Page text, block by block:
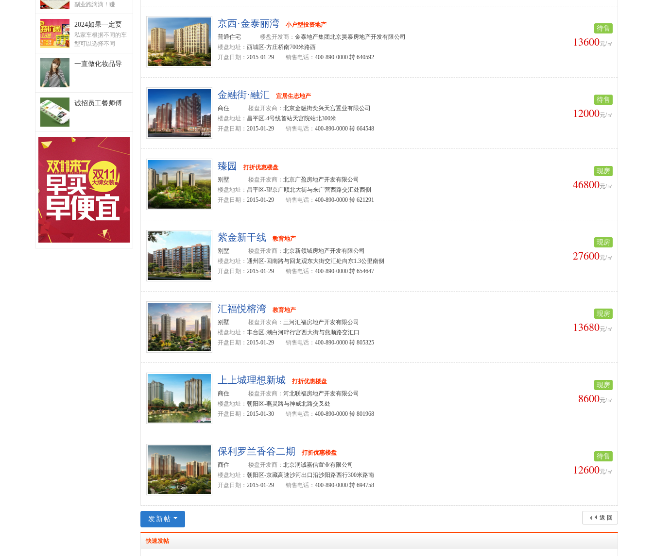
维
权
网
大
业
理
大
物
业
,
大
理
副业跑滴滴！赚
2024如果一定要
私家车根据不同的车
型可以选择不同
一直做化妆品导
诚招员工餐师傅
京西·金泰丽湾
小户型投资地产
普通住宅 楼盘开发商： 金泰地产集团北京昊泰房地产开发有限公司
楼盘地址： 西城区-方庄桥南700米路西
开盘日期： 2015-01-29 销售电话： 400-890-0000 转 640592
待售
13600元/㎡
金融街·融汇
宜居生态地产
商住 楼盘开发商： 北京金融街奕兴天宫置业有限公司
楼盘地址： 昌平区-4号线首站天宫院站北300米
开盘日期： 2015-01-29 销售电话： 400-890-0000 转 664548
待售
12000元/㎡
臻园
打折优惠楼盘
别墅 楼盘开发商： 北京广盈房地产开发有限公司
楼盘地址： 昌平区-望京广顺北大街与来广营西路交汇处西侧
开盘日期： 2015-01-29 销售电话： 400-890-0000 转 621291
现房
46800元/㎡
紫金新干线
教育地产
别墅 楼盘开发商： 北京新领域房地产开发有限公司
楼盘地址： 通州区-回南路与回龙观东大街交汇处向东1.3公里南侧
开盘日期： 2015-01-29 销售电话： 400-890-0000 转 654647
现房
27600元/㎡
汇福悦榕湾
教育地产
别墅 楼盘开发商： 三河汇福房地产开发有限公司
楼盘地址： 丰台区-潮白河畔行宫西大街与燕顺路交汇口
开盘日期： 2015-01-29 销售电话： 400-890-0000 转 805325
现房
13680元/㎡
上上城理想新城
打折优惠楼盘
商住 楼盘开发商： 河北联福房地产开发有限公司
楼盘地址： 朝阳区-燕灵路与神威北路交叉处
开盘日期： 2015-01-30 销售电话： 400-890-0000 转 801968
现房
8600元/㎡
保利罗兰香谷二期
打折优惠楼盘
商住 楼盘开发商： 北京润诚嘉信置业有限公司
楼盘地址： 朝阳区-京藏高速沙河出口沿沙阳路西行300米路南
开盘日期： 2015-01-29 销售电话： 400-890-0000 转 694758
待售
12600元/㎡
返 回
发新帖
快速发帖